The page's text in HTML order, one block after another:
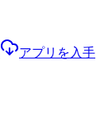
アプリを入手